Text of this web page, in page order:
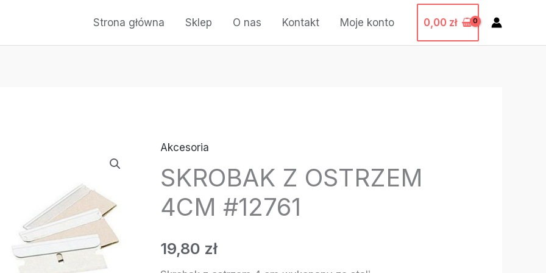
Strona główna Sklep O nas Kontakt Moje konto 0,00 zł
Akcesoria
SKROBAK Z OSTRZEM
4CM #12761
19,80 zł